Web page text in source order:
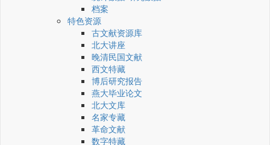
档案
特色资源
古文献资源库
北大讲座
晚清民国文献
西文特藏
博后研究报告
燕大毕业论文
北大文库
名家专藏
革命文献
数字特藏